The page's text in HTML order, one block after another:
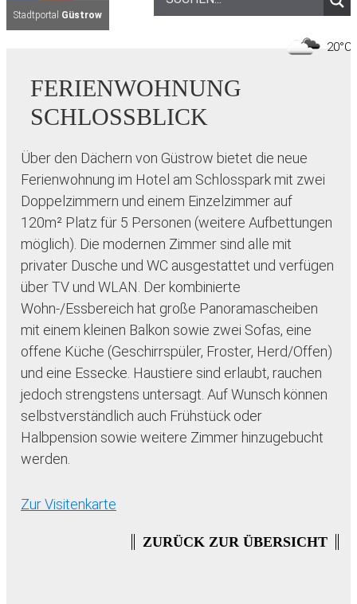
Stadtportal Güstrow
FERIENWOHNUNG
SCHLOSSBLICK
Über den Dächern von Güstrow bietet die neue
Ferienwohnung im Hotel am Schlosspark mit zwei
Doppelzimmern und einem Einzelzimmer auf
120m² Platz für 5 Personen (weitere Aufbettungen
möglich). Die modernen Zimmer sind alle mit
privater Dusche und WC ausgestattet und verfügen
über TV und WLAN. Der kombinierte
Wohn-/Essbereich hat große Panoramascheiben
mit einem kleinen Balkon sowie zwei Sofas, eine
offene Küche (Geschirrspüler, Froster, Herd/Offen)
und eine Essecke. Haustiere sind erlaubt, rauchen
jedoch strengstens untersagt. Auf Wunsch können
selbstverständlich auch Frühstück oder
Halbpension sowie weitere Zimmer hinzugebucht
werden.
Zur Visitenkarte
ZURÜCK ZUR ÜBERSICHT